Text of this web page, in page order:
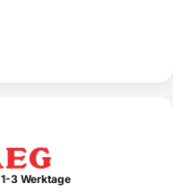
1-3 Werktage